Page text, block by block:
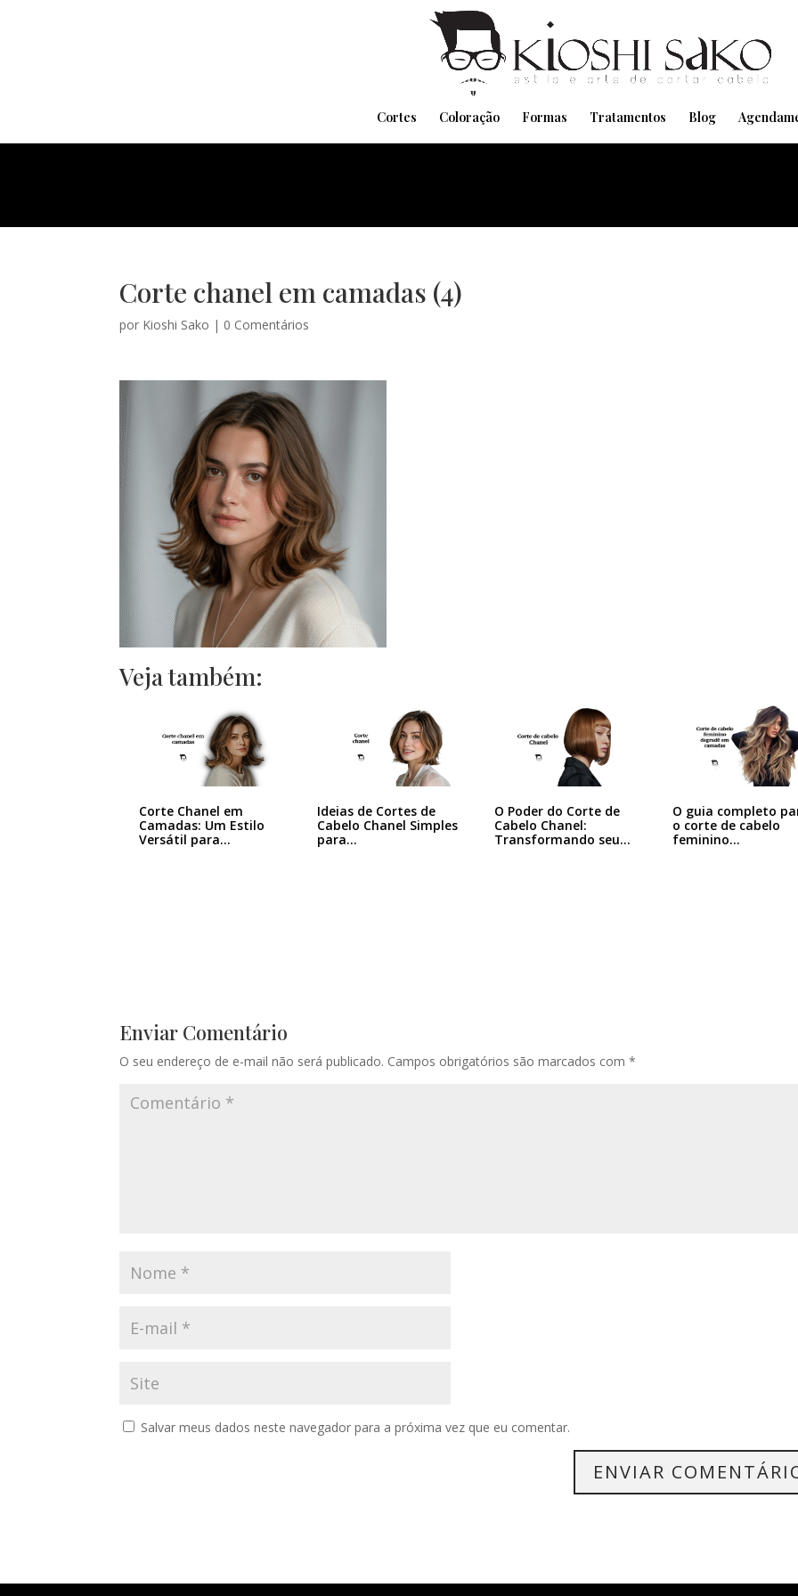
Cortes Coloração Formas Tratamentos Blog
Corte chanel em camadas (4)
por Kioshi Sako | 0 Comentários
Veja também:
Corte Chanel em
Camadas: Um Estilo
Versátil para…
Ideias de Cortes de
Cabelo Chanel Simples
para…
O Poder do Corte de
Cabelo Chanel:
Transformando seu…
O guia completo
o corte de cabelo
feminino…
Enviar Comentário
O seu endereço de e-mail não será publicado. Campos obrigatórios são marcados com*
Salvar meus dados neste navegador para a próxima vez que eu comentar.
Pensando em transformar seu Visual??
Agende pelo Whatsapp